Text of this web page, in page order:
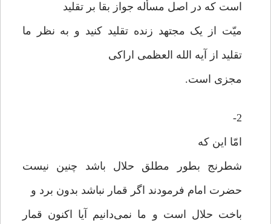
است که در اصل مسأله جواز بقا بر تقلید
میّت از یک مجتهد زنده تقلید کنید و به نظر ما
تقلید از آیه الله العظمی اراکی
مجزی است.
2-
امّا این که
شطرنج بطور مطلق حلال باشد چنین نیست
حضرت امام فرمودند اگر قمار نباشد بدون برد و
باخت حلال است و ما نمی‌دانیم آیا اکنون قمار